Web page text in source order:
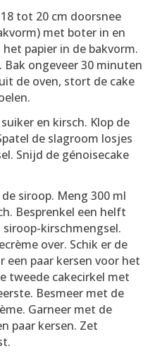
tot 20 cm doorsnee
met boter in en
papier in de bakvorm.
Bak ongeveer 30 minuten
de oven, stort de cake
en kirsch. Klop de
de slagroom losjes
Snijd de génoisecake
siroop. Meng 300 ml
Besprenkel een helft
kirschmengsel.
over. Schik er de
een paar kersen voor het
tweede cakecirkel met
Besmeer met de
Garneer met de
paar kersen. Zet